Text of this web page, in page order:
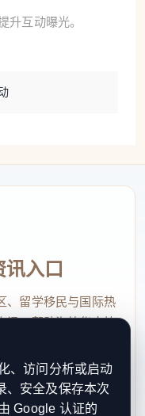
升互动曝光。
入口
、留学移民与国际热
讯，帮助海外华人快
理站务、投稿与权
、访问分析或启动
、安全及保存本次
Google 认证的